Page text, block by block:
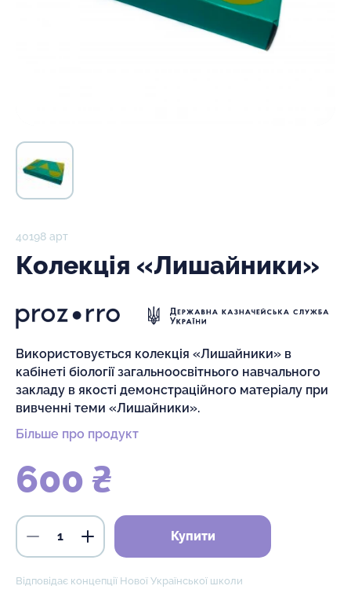
40198 арт
Колекція «Лишайники»
Використовується колекція «Лишайники» в
кабінеті біології загальноосвітнього навчального
закладу в якості демонстраційного матеріалу при
вивченні теми «Лишайники».
Більше про продукт
600 ₴
Купити
Відповідає концепції Нової Української школи